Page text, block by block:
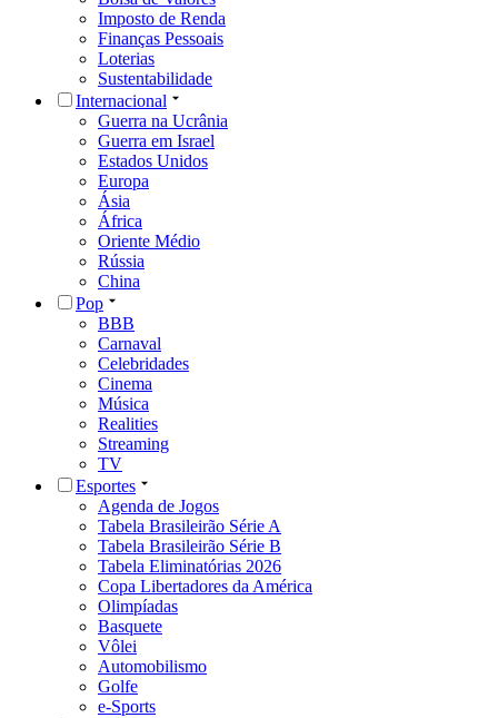
Imposto de Renda
Finanças Pessoais
Loterias
Sustentabilidade
Internacional
Guerra na Ucrânia
Guerra em Israel
Estados Unidos
Europa
Ásia
África
Oriente Médio
Rússia
China
Pop
BBB
Carnaval
Celebridades
Cinema
Música
Realities
Streaming
TV
Esportes
Agenda de Jogos
Tabela Brasileirão Série A
Tabela Brasileirão Série B
Tabela Eliminatórias 2026
Copa Libertadores da América
Olimpíadas
Basquete
Vôlei
Automobilismo
Golfe
e-Sports